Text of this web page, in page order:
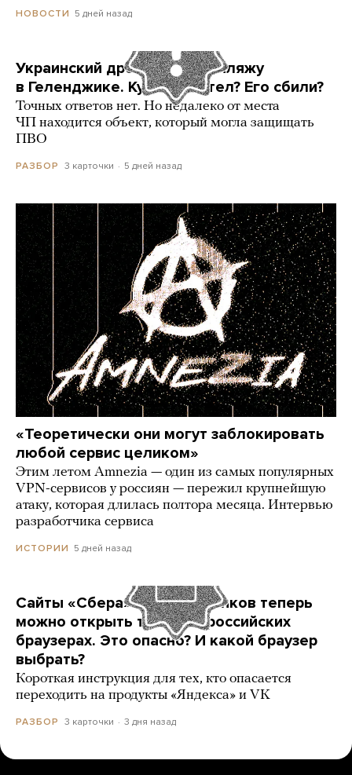
НОВОСТИ 5 дней назад
Украинский дрон попал по пляжу
в Геленджике. Куда он летел? Его сбили?
Точных ответов нет. Но недалеко от места
ЧП находится объект, который могла защищать
ПВО
РАЗБОР 3 карточки 5 дней назад
«Теоретически они могут заблокировать
любой сервис целиком»
Этим летом Amnezia — один из самых популярных
VPN-сервисов у россиян — пережил крупнейшую
атаку, которая длилась полтора месяца. Интервью
разработчика сервиса
ИСТОРИИ 5 дней назад
Сайты «Сбера» и других банков теперь
можно открыть только в российских
браузерах. Это опасно? И какой браузер
выбрать?
Короткая инструкция для тех, кто опасается
переходить на продукты «Яндекса» и VK
РАЗБОР 3 карточки 3 дня назад